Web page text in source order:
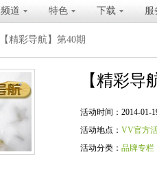
频道 特色 下载 服
【精彩导航】第40期
【精彩导
活动时间：2014-01-
活动地点： VV官方
活动分类： 品牌专栏